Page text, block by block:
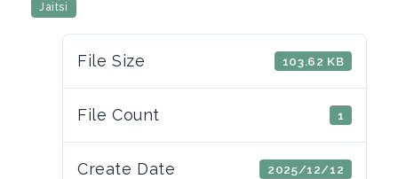
Jaitsi
File Size 103.62 KB
File Count 1
Create Date 2025/12/12